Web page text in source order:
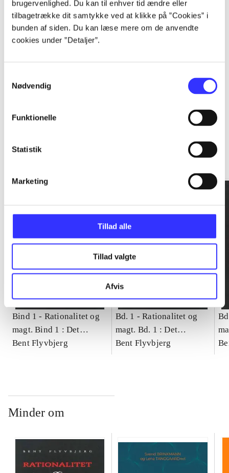
brugervenlighed. Du kan til enhver tid ændre eller
tilbagetrække dit samtykke ved at klikke på ”Cookies” i
bunden af siden. Du kan læse mere om de anvendte
cookies under ”Detaljer”.
Nødvendig
Funktionelle
Statistik
Marketing
Tillad alle
Tillad valgte
Afvis
...
Bind 1 - Rationalitet og
magt. Bind 1 : Det
konkretes videnskab
Bent Flyvbjerg
Bd. 1 -Rationalitet og
magt. Bd. 1 : Det
konkretes videnskab
Bent Flyvbjerg
Minder om